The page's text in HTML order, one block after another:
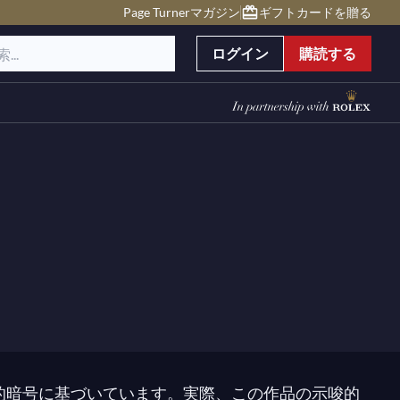
Page Turnerマガジン ギフトカードを贈る
ログイン 購読する
号に基づいています。実際、この作品の示唆的